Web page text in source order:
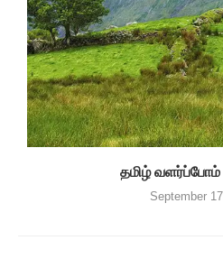
தமிழ்
September